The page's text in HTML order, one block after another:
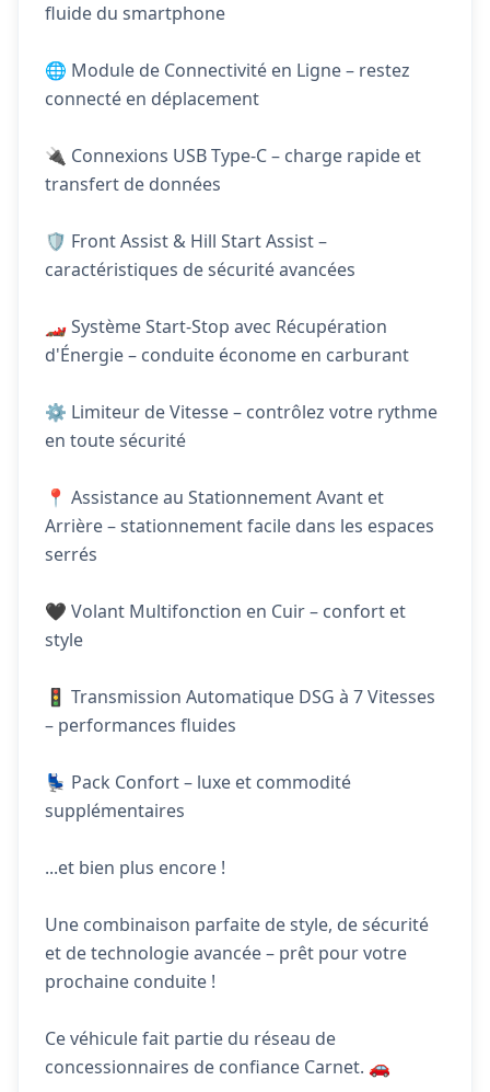
fluide du smartphone
🌐 Module de Connectivité en Ligne – restez
connecté en déplacement
🔌 Connexions USB Type-C – charge rapide et
transfert de données
🛡️ Front Assist & Hill Start Assist –
caractéristiques de sécurité avancées
🏎️ Système Start-Stop avec Récupération
d'Énergie – conduite économe en carburant
⚙️ Limiteur de Vitesse – contrôlez votre rythme
en toute sécurité
📍 Assistance au Stationnement Avant et
Arrière – stationnement facile dans les espaces
serrés
🖤 Volant Multifonction en Cuir – confort et
style
🚦 Transmission Automatique DSG à 7 Vitesses
– performances fluides
💺 Pack Confort – luxe et commodité
supplémentaires
...et bien plus encore !
Une combinaison parfaite de style, de sécurité
et de technologie avancée – prêt pour votre
prochaine conduite !
Ce véhicule fait partie du réseau de
concessionnaires de confiance Carnet. 🚗